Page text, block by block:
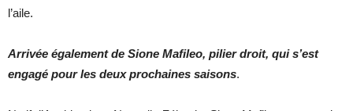
l’aile.
Arrivée également de Sione Mafileo, pilier droit, qui s’est
engagé pour les deux prochaines saisons.